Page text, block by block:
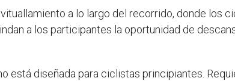
a lo largo del recorrido, donde los
a los participantes la oportunidad de
está diseñada para ciclistas principiantes.